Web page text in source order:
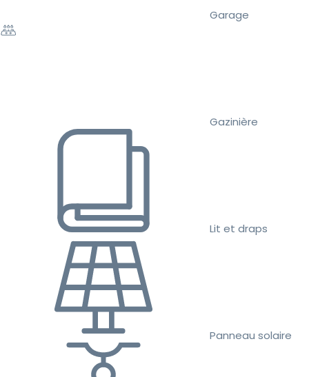
Garage
Gazinière
Lit et draps
Panneau solaire